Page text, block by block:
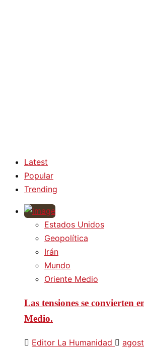
Latest
Popular
Trending
Estados Unidos
Geopolítica
Irán
Mundo
Oriente Medio
Las tensiones se convierten
Medio.
Editor La Humanidad